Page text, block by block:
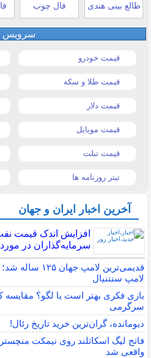
طالع بینی هندی فال چوب
سرویس
قیمت خودرو
قیمت طلا و سکه
قیمت دلار
قیمت موبایل
قیمت تبلت
تیتر روزنامه ها
آخرین اخبار ایران و جهان
افزایش اندک قیمت
سرمایه‌گذاران در
قدیمی‌ترین
لامپ سنتنیال
بازی فکری بهتر است یا لگو؟ مقایسه
سرگرمی
دیومانده، گران‌ترین خرید تاریخ رئال!
فاتح لیگ اسکاتلند روی نیمکت
واقعی شد